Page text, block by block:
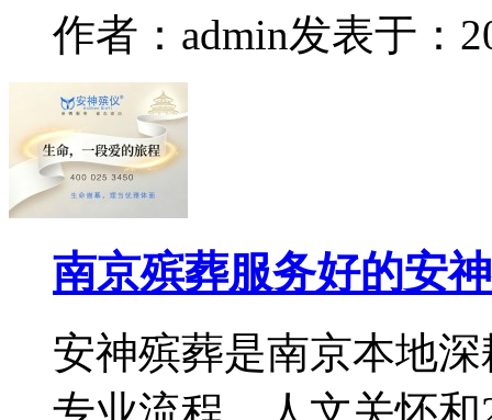
作者：admin发表于：
南京殡葬服务好的安
安神殡葬是南京本地